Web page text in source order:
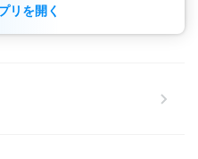
リを開く